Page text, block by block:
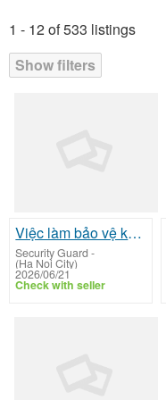
1 - 12 of 533 listings
Show filters
Listings
Việc làm bảo vệ khu dân cư bao ăn ở tại chổ
Security Guard -
(Ha Noi City)
2026/06/21
Check with seller